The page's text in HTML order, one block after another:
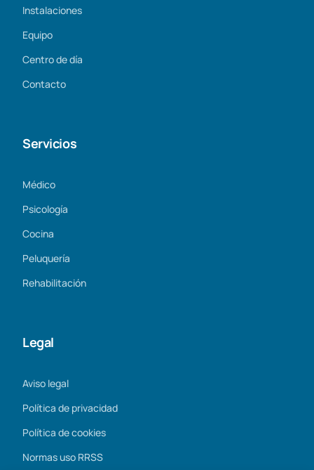
Instalaciones
Equipo
Centro de día
Contacto
Servicios
Médico
Psicología
Cocina
Peluquería
Rehabilitación
Legal
Aviso legal
Política de privacidad
Política de cookies
Normas uso RRSS